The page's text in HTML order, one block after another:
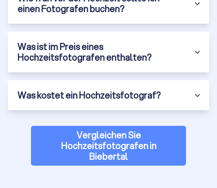
Beratung:Stil festlegen, Prioritäten klären, Ablauf grob
Am Tag
(halbtags), 10–12 Std. (ganztags)
Trauung und Zeremonie, Paarfotos,
Gruppenfotos, Details und Programmpunkte
Hinweis:
Ein Profi führt Gruppen strukturiert, bleibt bei
Zeremonien unauffällig und fängt dennoch die
Schlüsselmomente sicher ein.
einen Fotografen buchen?
Was ist im Preis eines
Hochzeitsfotografen enthalten?
Was kostet ein Hochzeitsfotograf?
Vergleichen Sie
Hochzeitsfotografen in
Biebertal